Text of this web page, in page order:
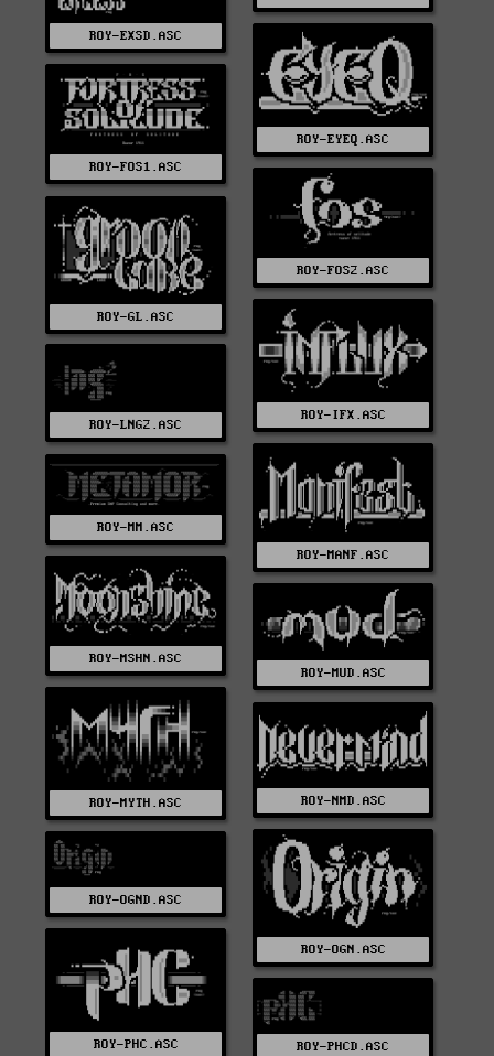
ROY-EXSD.ASC
ROY-EYEQ.ASC
ROY-FOS1.ASC
ROY-FOS2.ASC
ROY-GL.ASC
ROY-IFX.ASC
ROY-LNG2.ASC
ROY-MANF.ASC
ROY-MM.ASC
ROY-MSHN.ASC
ROY-MUD.ASC
ROY-MYTH.ASC ROY-NMD.ASC
ROY-OGN.ASC
ROY-OGND.ASC
ROY-PHC.ASC ROY-PHCD.ASC